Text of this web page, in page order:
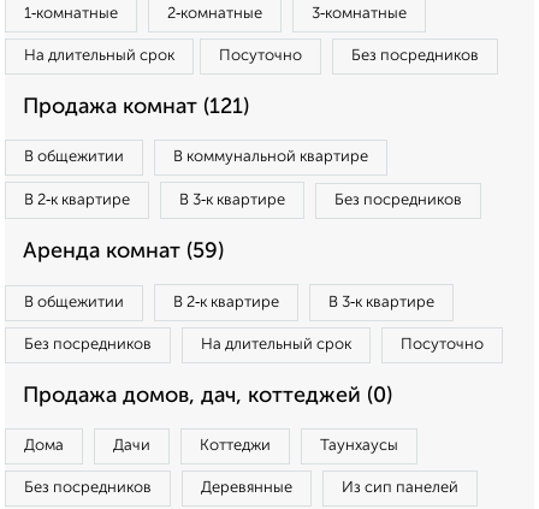
1‑комнатные 2‑комнатные 3‑комнатные
На длительный срок Посуточно Без посредников
Продажа комнат (121)
В общежитии В коммунальной квартире
В 2‑к квартире В 3‑к квартире Без посредников
Аренда комнат (59)
В общежитии В 2‑к квартире В 3‑к квартире
Без посредников На длительный срок Посуточно
Продажа домов, дач, коттеджей (0)
Дома Дачи Коттеджи Таунхаусы
Без посредников Деревянные Из сип панелей